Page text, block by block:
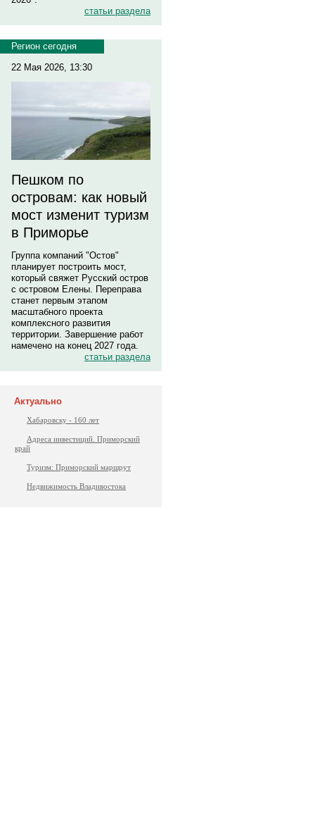
статьи раздела
Регион сегодня
22 Мая 2026, 13:30
Пешком по
островам: как новый
мост изменит туризм
в Приморье
Группа компаний "Остов"
планирует построить мост,
который свяжет Русский остров
с островом Елены. Переправа
станет первым этапом
масштабного проекта
комплексного развития
территории. Завершение работ
намечено на конец 2027 года.
статьи раздела
Актуально
Хабаровску - 160 лет
Адреса инвестиций. Приморский
край
Туризм: Приморский маршрут
Недвижимость Владивостока